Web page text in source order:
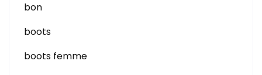
bon
boots
boots femme